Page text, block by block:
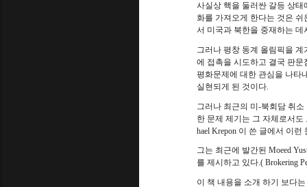
사실상 핵을 둘러싼 갈등 상
화를 가져오게 한다는 것은 쉬
서 미국과 북한을 중재하는
그러나 평창 동계 올림픽을 계
에 접촉을 시도하고 결국 판
평화문제에 대한 관심을 나타
실현되게 된 것이다.
그러나 최근의 미-북회담 취소
한 문제 제기는 그 자체로서도
hael Krepon 이 쓴 글에서 이런
그는 최근에 발간된 Moeed
를 제시하고 있다.( Brokering
이 책 내용을 소개 하기 보다